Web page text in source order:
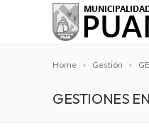
Home Gestión
GESTIONES